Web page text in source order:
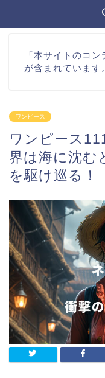
「本サイトのコ
が含まれています
ワンピース
ワンピース
界は海に沈む
を駆け巡る！